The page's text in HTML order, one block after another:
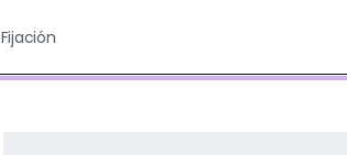
Fijación